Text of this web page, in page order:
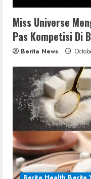
Miss Universe
Pas Kompetisi Di
Berita News